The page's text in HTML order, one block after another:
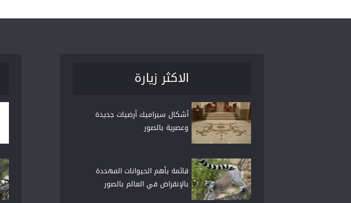
الاكثر زيارة
أشكال سيراميك أرضيات جديدة
وعصرية بالصور
قائمة بأهم الحيوانات المهددة
بالإنقراض في العالم بالصور